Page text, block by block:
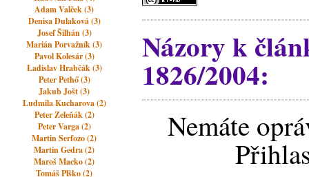
Adam Valček (3)
Denisa Dulaková (3)
Josef Šilhán (3)
Marián Porvažník (3)
Pavol Kolesár (3)
Ladislav Hrabčák (3)
Peter Pethő (3)
Jakub Jošt (3)
Ludmila Kucharova (2)
Peter Zeleňák (2)
Peter Varga (2)
Martin Serfozo (2)
Martin Gedra (2)
Maroš Macko (2)
Tomáš Plško (2)
Názory k
1826/2004:
Nemáte